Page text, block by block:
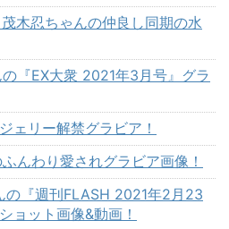
木忍ちゃんの仲良し同期の水
『EX大衆 2021年3月号』グラ
ェリー解禁グラビア！
んわり愛されグラビア画像！
の『週刊FLASH 2021年2月23
ョット画像&動画！